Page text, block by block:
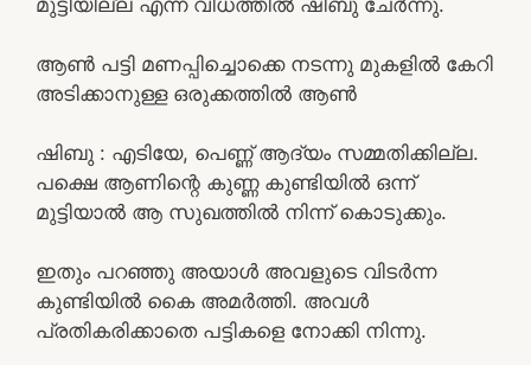
ആൺ പട്ടി മണപ്പിച്ചൊക്കെ നടന്നു മുകളിൽ കേറി
അടിക്കാനുള്ള ഒരുക്കത്തിൽ ആൺ
ഷിബു : എടിയേ, പെണ്ണ് ആദ്യം സമ്മതിക്കില്ല.
പക്ഷെ ആണിന്റെ കുണ്ണ കുണ്ടിയിൽ ഒന്ന്
മുട്ടിയാൽ ആ സുഖത്തിൽ നിന്ന് കൊടുക്കും.
ഇതും പറഞ്ഞു അയാൾ അവളുടെ വിടർന്ന
കുണ്ടിയിൽ കൈ അമർത്തി. അവൾ
പ്രതികരിക്കാതെ പട്ടികളെ നോക്കി നിന്നു.